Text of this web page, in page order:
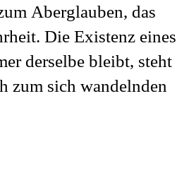
Aberglauben, das
Die Existenz eines
derselbe bleibt, steht
zum sich wandelnden